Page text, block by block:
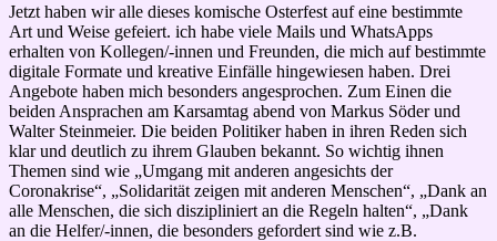
Jetzt haben wir alle dieses komische Osterfest auf eine bestimmte
Art und Weise gefeiert. ich habe viele Mails und WhatsApps
erhalten von Kollegen/-innen und Freunden, die mich auf bestimmte
digitale Formate und kreative Einfälle hingewiesen haben. Drei
Angebote haben mich besonders angesprochen. Zum Einen die
beiden Ansprachen am Karsamtag abend von Markus Söder und
Walter Steinmeier. Die beiden Politiker haben in ihren Reden sich
klar und deutlich zu ihrem Glauben bekannt. So wichtig ihnen
Themen sind wie „Umgang mit anderen angesichts der
Coronakrise“, „Solidarität zeigen mit anderen Menschen“, „Dank an
alle Menschen, die sich diszipliniert an die Regeln halten“, „Dank
an die Helfer/-innen, die besonders gefordert sind wie z.B.